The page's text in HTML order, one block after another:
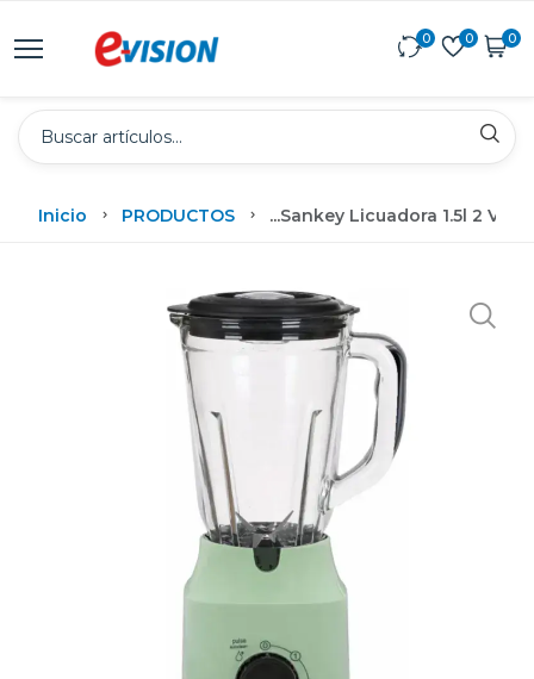
0 0 0
Inicio PRODUCTOS ...Sankey Licuadora 1.5l 2